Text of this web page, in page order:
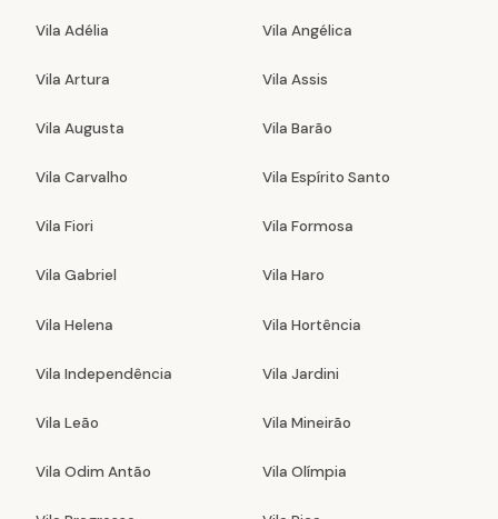
Vila Adélia Vila Angélica
Vila Artura Vila Assis
Vila Augusta Vila Barão
Vila Carvalho Vila Espírito Santo
Vila Fiori Vila Formosa
Vila Gabriel Vila Haro
Vila Helena Vila Hortência
Vila Independência Vila Jardini
Vila Leão Vila Mineirão
Vila Odim Antão Vila Olímpia